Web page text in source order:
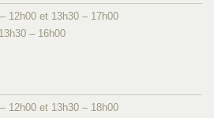
12h00 et 13h30 – 17h00
– 16h00
12h00 et 13h30 – 18h00